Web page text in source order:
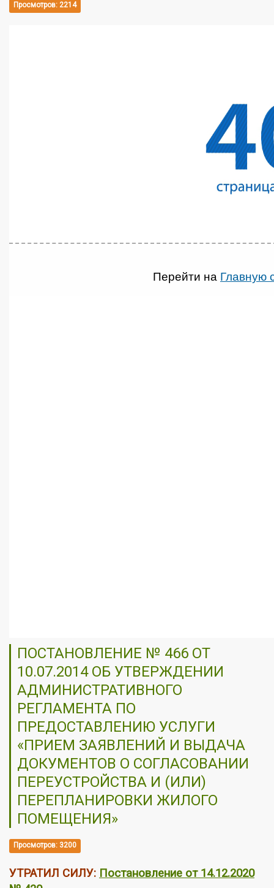
Просмотров: 2214
ПОСТАНОВЛЕНИЕ № 466 ОТ
10.07.2014 ОБ УТВЕРЖДЕНИИ
АДМИНИСТРАТИВНОГО
РЕГЛАМЕНТА ПО
ПРЕДОСТАВЛЕНИЮ УСЛУГИ
«ПРИЕМ ЗАЯВЛЕНИЙ И ВЫДАЧА
ДОКУМЕНТОВ О СОГЛАСОВАНИИ
ПЕРЕУСТРОЙСТВА И (ИЛИ)
ПЕРЕПЛАНИРОВКИ ЖИЛОГО
ПОМЕЩЕНИЯ»
Просмотров: 3200
УТРАТИЛ СИЛУ: Постановление от 14.12.2020